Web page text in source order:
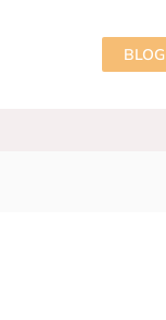
BLOG
Detská izba